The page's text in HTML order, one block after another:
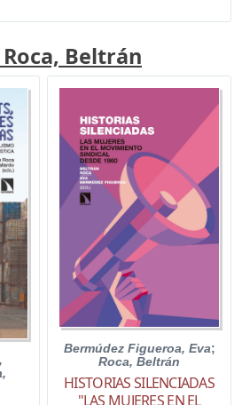
Roca, Beltrán
Bermúdez Figueroa, Eva;
Roca, Beltrán
HISTORIAS SILENCIADAS
"LAS MUJERES EN EL